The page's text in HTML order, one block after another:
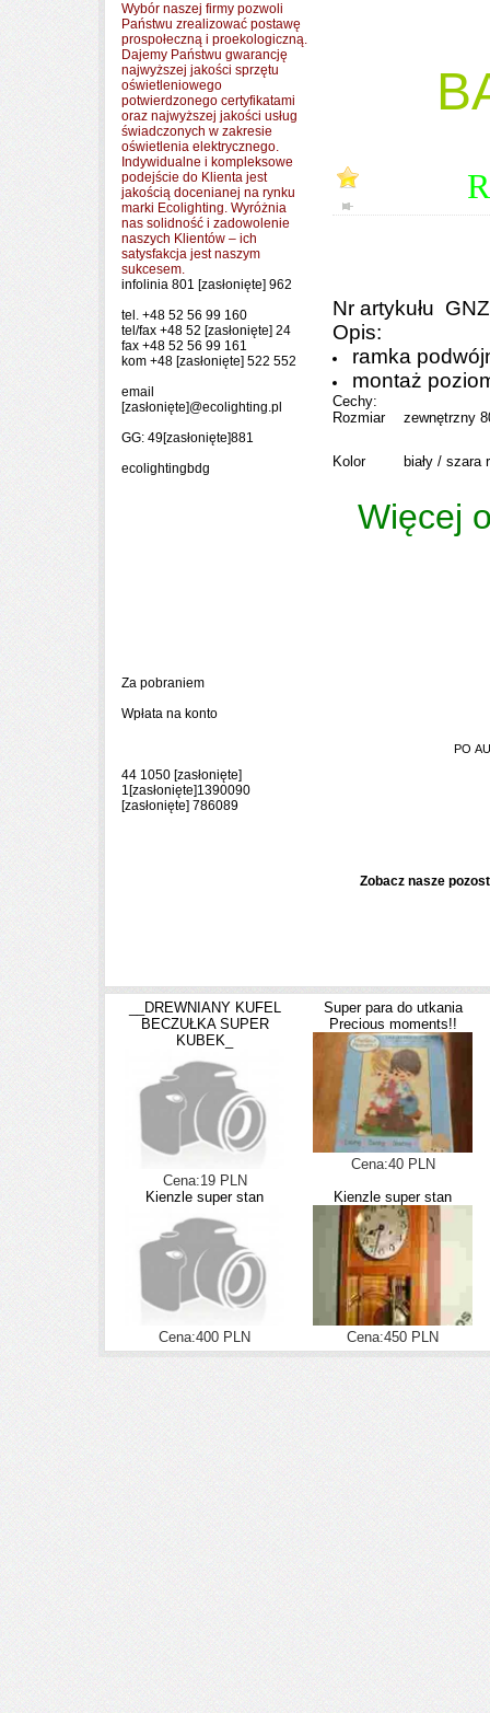
Wybór naszej firmy pozwoli
Państwu zrealizować postawę
prospołeczną i proekologiczną.
Dajemy Państwu gwarancję
najwyższej jakości sprzętu
oświetleniowego
potwierdzonego certyfikatami
oraz najwyższej jakości usług
świadczonych w zakresie
oświetlenia elektrycznego.
Indywidualne i kompleksowe
podejście do Klienta jest
jakością docenianej na rynku
marki Ecolighting. Wyróżnia
nas solidność i zadowolenie
naszych Klientów – ich
satysfakcja jest naszym
sukcesem.
infolinia 801 [zasłonięte] 962
tel. +48 52 56 99 160
tel/fax +48 52 [zasłonięte] 24
fax +48 52 56 99 161
kom +48 [zasłonięte] 522 552
email
[zasłonięte]@ecolighting.pl
GG: 49[zasłonięte]881
ecolightingbdg
Za pobraniem
Wpłata na konto
44 1050 [zasłonięte]
1[zasłonięte]1390090
[zasłonięte] 786089
Nr artykułu
Opis:
ramka
montaż
Cechy:
Rozmiar
zewnętrzny
Kolor biały / szara
Więcej
PO
Zobacz nasze
__DREWNIANY KUFEL
BECZUŁKA SUPER
KUBEK_
Cena:19 PLN
Super para do utkania
Precious moments!!
Cena:40 PLN
Kienzle super stan
Cena:400 PLN
Kienzle super stan
Cena:450 PLN